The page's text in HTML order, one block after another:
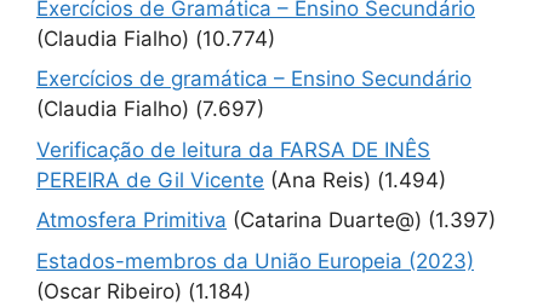
Exercícios de Gramática – Ensino Secundário
(Claudia Fialho) (10.774)
Exercícios de gramática – Ensino Secundário
(Claudia Fialho) (7.697)
Verificação de leitura da FARSA DE INÊS
PEREIRA de Gil Vicente (Ana Reis) (1.494)
Atmosfera Primitiva (Catarina Duarte@) (1.397)
Estados-membros da União Europeia (2023)
(Oscar Ribeiro) (1.184)